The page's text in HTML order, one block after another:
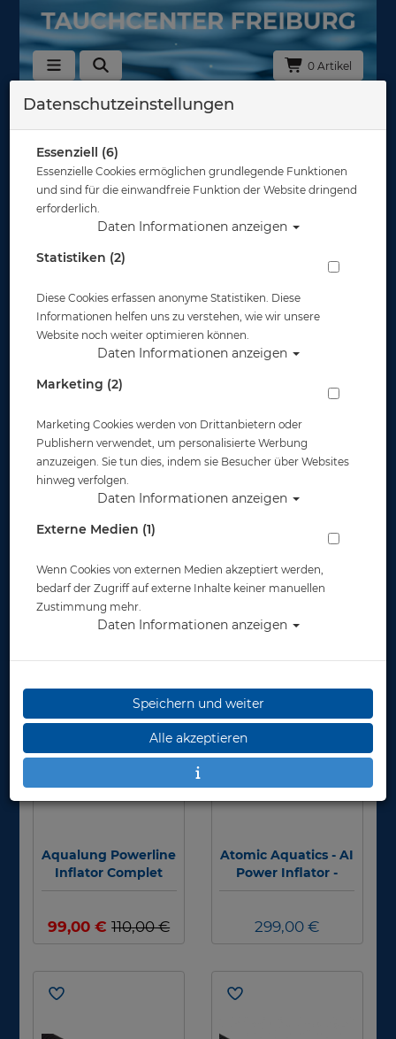
0 Artikel
Tarierjackets - Inflatoren
Hersteller
Auswahl löschen
Sortierung :
Apeks WTX Inflator
Schnellablass
129,00 €
Aqualung Powerline
50,00 €
Aqualung Powerline
Inflator Complet
99,00 €110,00 €
Atomic Aquatics - AI
Power Inflator -
schwarz-grau - Titan
299,00 €
Datenschutzeinstellungen
Essenziell (6)
Essenzielle Cookies ermöglichen grundlegende Funktionen
und sind für die einwandfreie Funktion der Website dringend
erforderlich.
Daten Informationen anzeigen
Statistiken (2)
Diese Cookies erfassen anonyme Statistiken. Diese
Informationen helfen uns zu verstehen, wie wir unsere
Website noch weiter optimieren können.
Daten Informationen anzeigen
Marketing (2)
Marketing Cookies werden von Drittanbietern oder
Publishern verwendet, um personalisierte Werbung
anzuzeigen. Sie tun dies, indem sie Besucher über Websites
hinweg verfolgen.
Daten Informationen anzeigen
Externe Medien (1)
Wenn Cookies von externen Medien akzeptiert werden,
bedarf der Zugriff auf externe Inhalte keiner manuellen
Zustimmung mehr.
Daten Informationen anzeigen
Speichern und weiter
Alle akzeptieren